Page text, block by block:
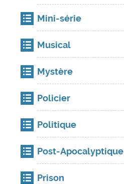
Mini-série
Musical
Mystère
Policier
Politique
Post-Apocalyptique
Prison